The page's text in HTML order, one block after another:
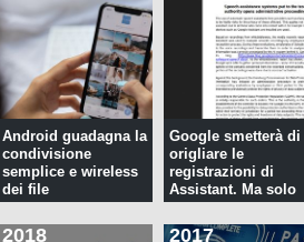
Android guadagna la
condivisione
semplice e wireless
dei file
Google smetterà di
origliare le
registrazioni di
Assistant. Ma solo
per tre...
2018 2017